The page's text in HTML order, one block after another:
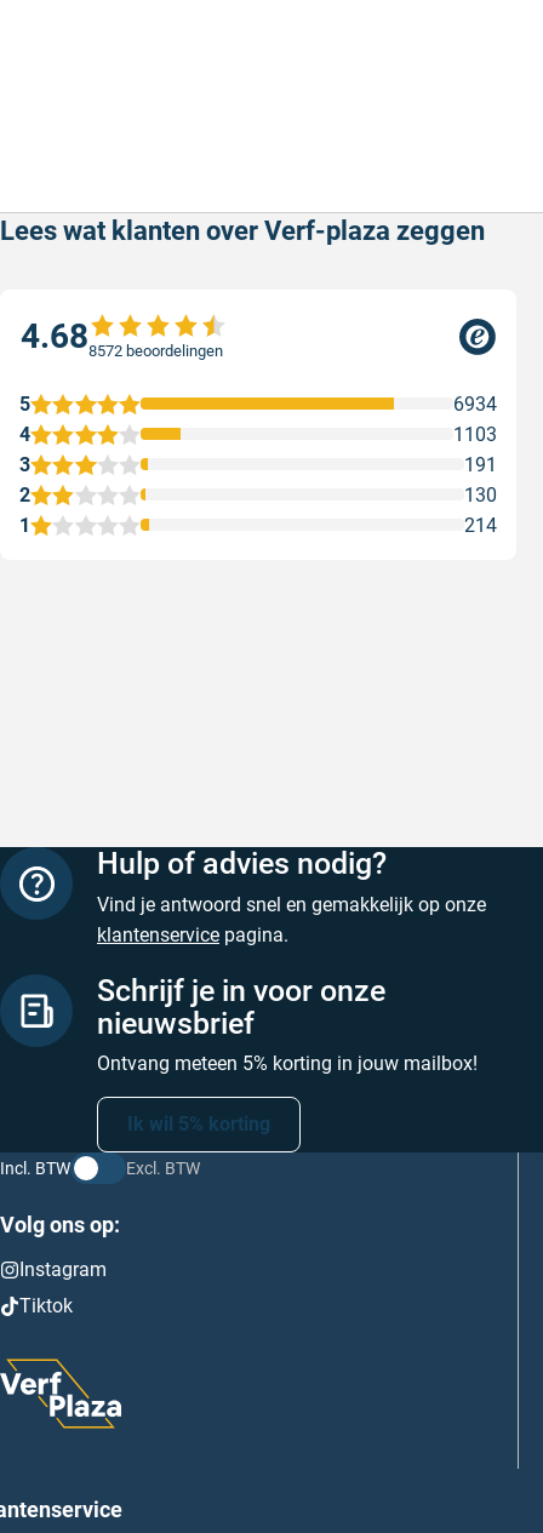
Lees wat klanten over Verf-plaza zeggen
4.688572 beoordelingen
1 214
2 130
3 191
4 1103
5 6934
Hulp of advies nodig?
Vind je antwoord snel en gemakkelijk op onze
klantenservice pagina.
Schrijf je in voor onze
nieuwsbrief
Ontvang meteen 5% korting in jouw mailbox!
Ik wil 5% korting
Incl. BTW Excl. BTW
Volg ons op:
Instagram
Tiktok